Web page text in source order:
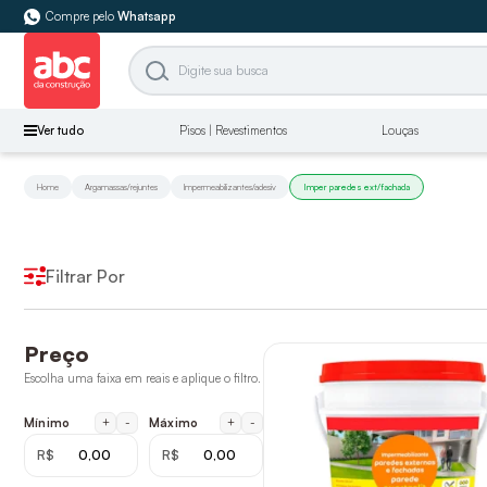
Compre pelo Whatsapp
Ver tudo Pisos | Revestimentos Louças
Home Argamassas/rejuntes Impermeabilizantes/adesiv Imper paredes ext/fachada
Filtrar Por
Preço
Escolha uma faixa em reais e aplique o filtro.
Mínimo + -
R$
Máximo + -
R$